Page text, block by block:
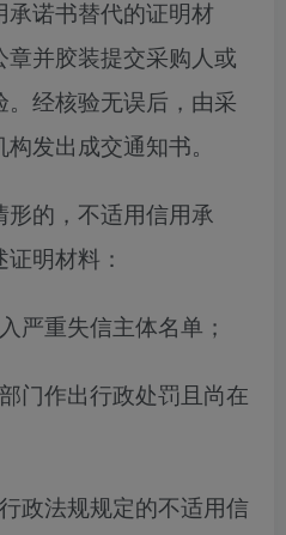
承诺书替代的证明材
章并胶装提交采购人或
。经核验无误后，由采
发出成交通知书。
形的，不适用信用承
明材料：
严重失信主体名单；
门作出行政处罚且尚在
政法规规定的不适用信